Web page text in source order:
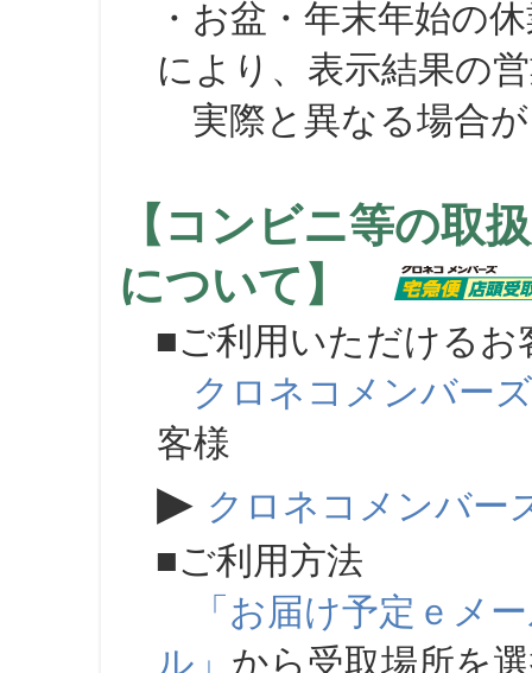
・お盆・年末年始の
により、表示結果の
実際と異なる場合が
【コンビニ等の取
について】
■ご利用いただけるお
クロネコメンバーズ
客様
▶ クロネコメンバー
■ご利用方法
「お届け予定ｅメ
ル」 から受取場所を